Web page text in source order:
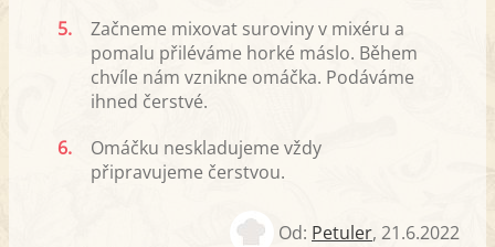
5.
Začneme mixovat suroviny v mixéru a
pomalu přiléváme horké máslo. Během
chvíle nám vznikne omáčka. Podáváme
ihned čerstvé.
6.
Omáčku neskladujeme vždy
připravujeme čerstvou.
Od: Petuler, 21.6.2022